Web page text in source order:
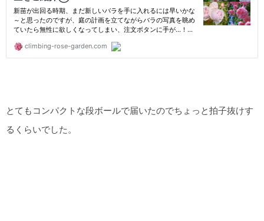
とてもコンパクトな段ボールで届いたのでちょっと拍子抜けす
るくらいでした。